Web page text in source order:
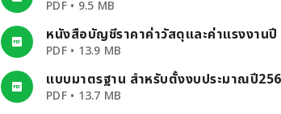
คัดเลือกผลงานตามแนวทาง ดังนี้ กำหนดการดำเนิน
ดำเนินการคัดเลือกผลงานในระดับกลุ่มโรงเรียนให้แล้ว
เสร็จภายในวันที่ 10 สิงหาคม 2569 📌 2. การส่งผล
งานระดับเขตพื้นที่การศึกษา กลุ่มโรงเรียนส่งรายชื่อผู้
ได้รับรางวัลชนะเลิศ จำนวน 1 คน พร้อมระบุระดับ
คุณภาพ และส่งเล่มผลงานนวัตกรรม จำนวน 2 เล่ม
ว่า
คุณ
PDF • 9.5 MB
หนังสือบัญชีราคาค่าวัสดุและค่าแรงงานปี
PDF • 13.9 MB
แบบมาตรฐาน สำหรับตั้งงบประมาณปี
PDF • 13.7 MB